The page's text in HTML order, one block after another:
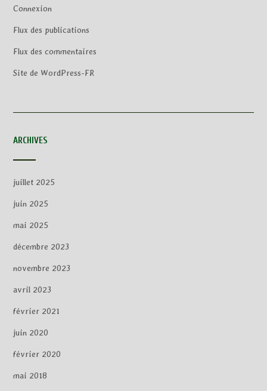
Connexion
Flux des publications
Flux des commentaires
Site de WordPress-FR
ARCHIVES
juillet 2025
juin 2025
mai 2025
décembre 2023
novembre 2023
avril 2023
février 2021
juin 2020
février 2020
mai 2018